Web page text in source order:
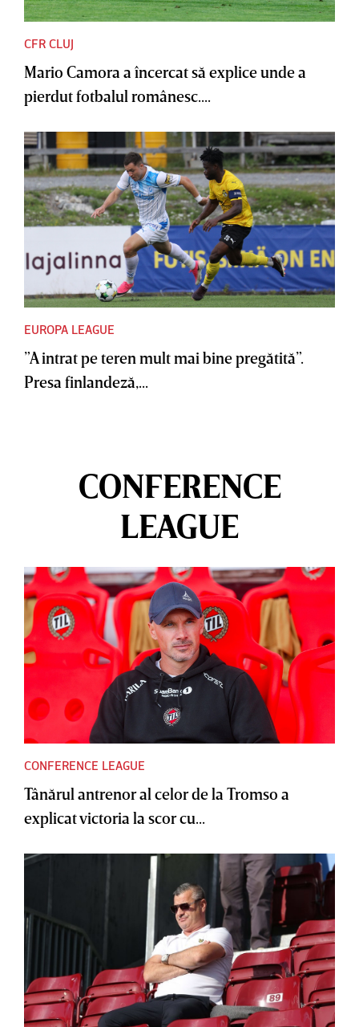
CFR CLUJ
Mario Camora a încercat să explice unde a
pierdut fotbalul românesc....
EUROPA LEAGUE
”A intrat pe teren mult mai bine pregătită”.
Presa finlandeză,...
CONFERENCE
LEAGUE
CONFERENCE LEAGUE
Tânărul antrenor al celor de la Tromso a
explicat victoria la scor cu...